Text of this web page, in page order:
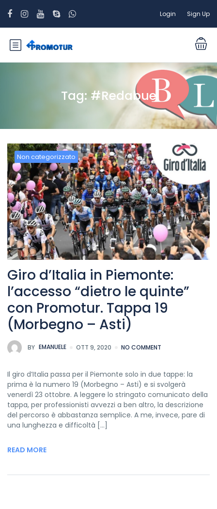
Login Sign Up
Tag:#Redabue
Non categorizzato
Giro d’Italia in Piemonte:
l’accesso “dietro le quinte”
con Promotur. Tappa 19
(Morbegno – Asti)
BY EMANUELE OTT 9, 2020 NO COMMENT
Il giro d’Italia passa per il Piemonte solo in due tappe: la
prima è la numero 19 (Morbegno – Asti) e si svolgerà
venerdì 23 ottobre. A leggere lo stringato comunicato della
tappa, per professionisti avvezzi a ben altro, la descrizione
del percorso è abbastanza semplice. A me, invece, pare di
una lunghezza e difficoltà […]
READ MORE